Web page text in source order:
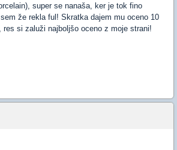
super se nanaša, ker je tok fino
že rekla ful! Skratka dajem mu oceno 10
res si zaluži najboljšo oceno z moje strani!